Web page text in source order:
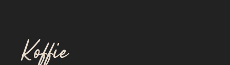
Koffie